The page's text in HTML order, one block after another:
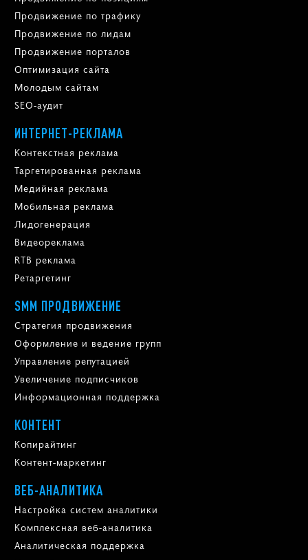
ПРОДВИЖЕНИЕ САЙТОВ
Комплексное продвижение
Продвижение по позициям
Продвижение по трафику
Продвижение по лидам
Продвижение порталов
Оптимизация сайта
Молодым сайтам
SEO-аудит
ИНТЕРНЕТ-РЕКЛАМА
Контекстная реклама
Таргетированная реклама
Медийная реклама
Мобильная реклама
Лидогенерация
Видеореклама
RTB реклама
Ретаргетинг
SMM ПРОДВИЖЕНИЕ
Стратегия продвижения
Оформление и ведение групп
Управление репутацией
Увеличение подписчиков
Информационная поддержка
КОНТЕНТ
Копирайтинг
Контент-маркетинг
ВЕБ-АНАЛИТИКА